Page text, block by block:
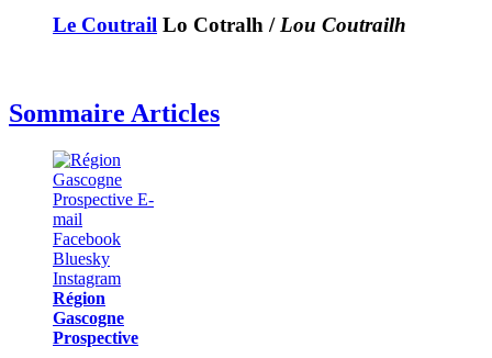
Le Coutrail Lo Cotralh / Lou Coutrailh
Sommaire Articles
Région
Gascogne
Prospective